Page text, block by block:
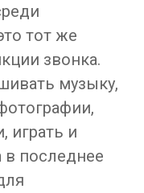
тот же
звонка.
музыку,
играть и
в последнее